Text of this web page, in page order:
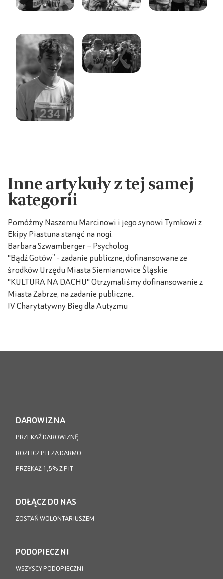
Inne artykuły z tej samej
kategorii
Pomóżmy Naszemu Marcinowi i jego synowi Tymkowi z
Ekipy Piastuna stanąć na nogi.
Barbara Szwamberger – Psycholog
"Bądź Gotów” - zadanie publiczne, dofinansowane ze
środków Urzędu Miasta Siemianowice Śląskie
"KULTURA NA DACHU" Otrzymaliśmy dofinansowanie z
Miasta Zabrze, na zadanie publiczne..
IV Charytatywny Bieg dla Autyzmu
DAROWIZNA
PRZEKAŻ DAROWIZNĘ
ROZLICZ PIT ZA DARMO
PRZEKAŻ 1,5% Z PIT
DOŁĄCZ DO NAS
ZOSTAŃ WOLONTARIUSZEM
PODOPIECZNI
WSZYSCY PODOPIECZNI